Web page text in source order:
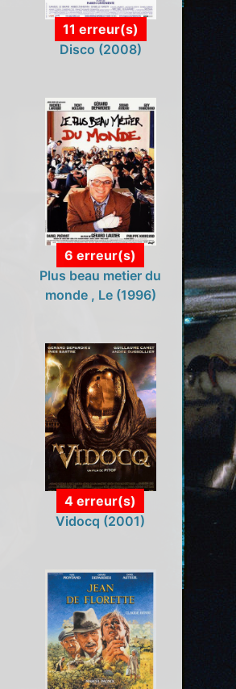
11 erreur(s)
Disco (2008)
6 erreur(s)
Plus beau metier du
monde , Le (1996)
4 erreur(s)
Vidocq (2001)